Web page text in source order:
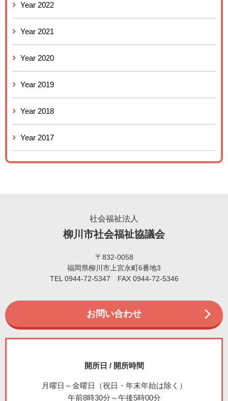
Year 2022
Year 2021
Year 2020
Year 2019
Year 2018
Year 2017
社会福祉法人
柳川市社会福祉協議会
〒832-0058
福岡県柳川市上宮永町6番地3
TEL 0944-72-5347 FAX 0944-72-5346
お問い合わせ
開所日 / 開所時間
月曜日～金曜日（祝日・年末年始は除く）
午前8時30分～午後5時00分